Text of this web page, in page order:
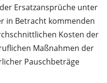
Ersatzansprüche unter
in Betracht kommenden
Kosten der
Maßnahmen der
Pauschbeträge